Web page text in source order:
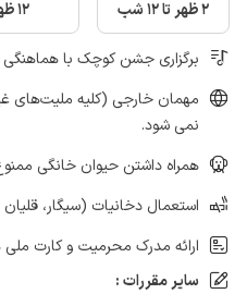
2 ظهر تا 12 شب 12 ظهر
برگزاری جشن کوچک با هماهنگی
مهمان خارجی (کلیه ملیت‌های
نمی شود.
همراه داشتن حیوان خانگی
استعمال دخانیات (سیگار،
ارائه مدرک محرمیت و کارت ملی
سایر مقررات :